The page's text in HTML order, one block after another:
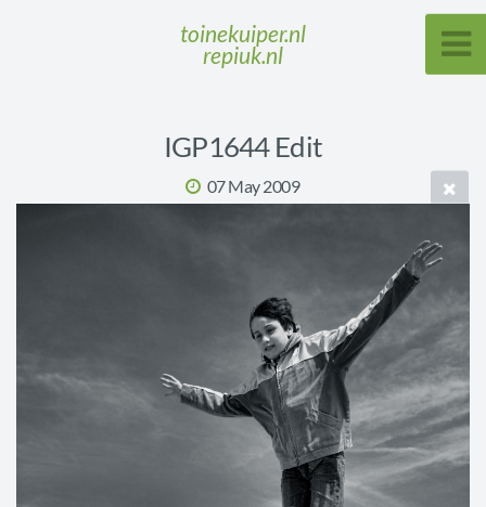
toinekuiper.nl
repiuk.nl
IGP1644 Edit
07 May 2009